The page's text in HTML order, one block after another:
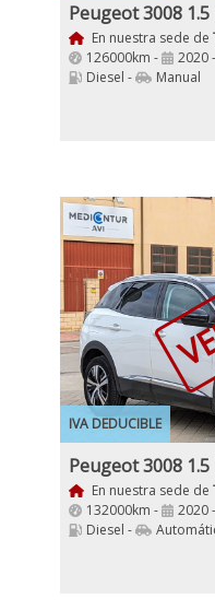
En nuestra sede de
126000km -
2020 -
Diesel -
Manual
IVA DEDUCIBLE
En nuestra sede de
132000km -
2020 -
Diesel -